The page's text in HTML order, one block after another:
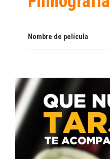
Nombre de película